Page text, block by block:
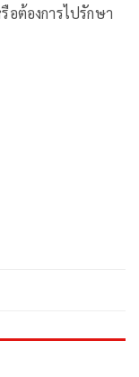
ต้องการไปรักษา